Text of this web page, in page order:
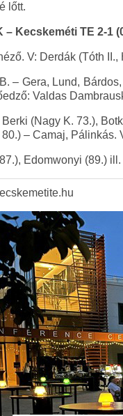
lőtt.
– Kecskeméti TE 2-1
V: Derdák (Tóth II.,
– Gera, Lund,
Valdas
Berki (Nagy K. 73.),
– Camaj, Pálinkás.
Edomwonyi (89.)